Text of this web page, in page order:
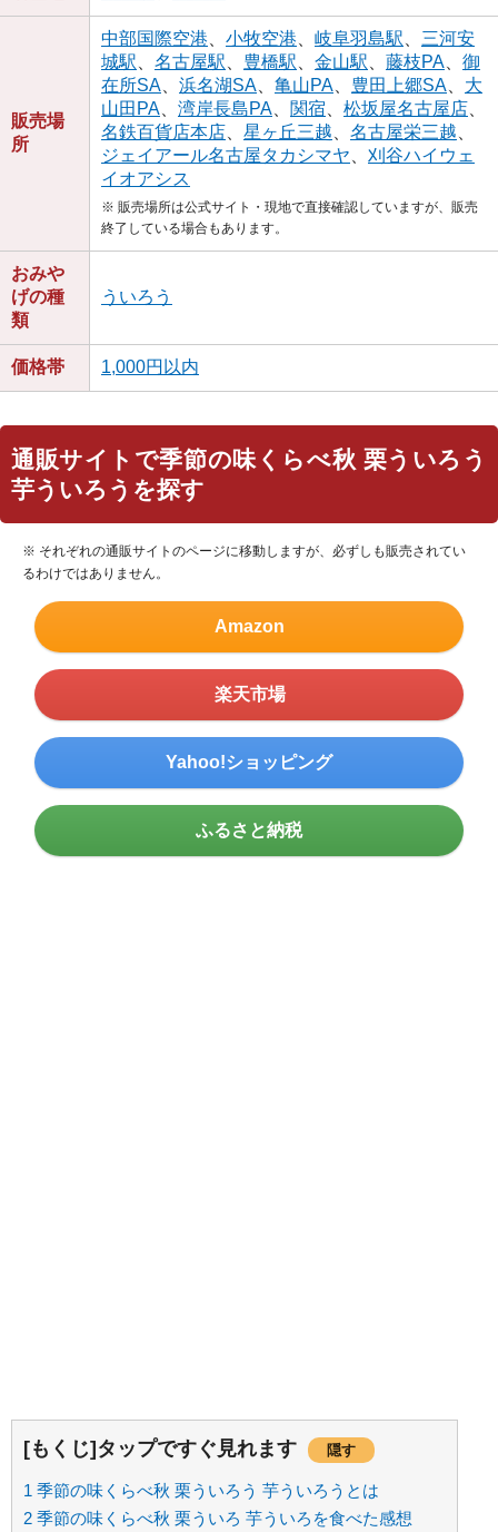
販売場
所
中部国際空港 小牧空港 岐阜羽島駅
三河安
城駅
名古屋駅 豊橋駅 金山駅 藤枝PA
御
在所SA
浜名湖SA 亀山PA 豊田上郷SA
大
山田PA
湾岸長島PA 関宿 松坂屋名古屋店
名鉄百貨店本店
星ヶ丘三越 名古屋栄三越
ジェイアール名古屋タカシマヤ
刈谷ハイウェ
イオアシス
※ 販売場所は公式サイト・現地で直接確認していますが、販売
終了している場合もあります。
おみや
げの種
類
ういろう
価格帯 1,000円以内
通販サイトで季節の味くらべ秋 栗ういろう
芋ういろうを探す
※ それぞれの通販サイトのページに移動しますが、必ずしも販売されてい
るわけではありません。
Amazon
楽天市場
Yahoo!ショッピング
ふるさと納税
[もくじ]タップですぐ見れます 隠す
1 季節の味くらべ秋 栗ういろう 芋ういろうとは
2 季節の味くらべ秋 栗ういろ 芋ういろを食べた感想